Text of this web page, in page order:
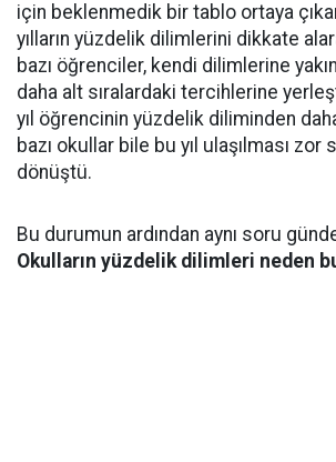
için beklenmedik bir tablo ortaya
yılların yüzdelik dilimlerini dikkate
bazı öğrenciler, kendi dilimlerine
daha alt sıralardaki tercihlerine
yıl öğrencinin yüzdelik diliminden
bazı okullar bile bu yıl ulaşılması
dönüştü.
Bu durumun ardından aynı soru
Okulların yüzdelik dilimleri neden